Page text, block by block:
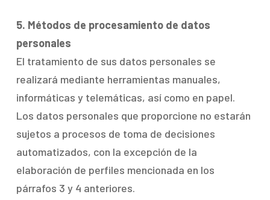
5. Métodos de procesamiento de datos
personales
El tratamiento de sus datos personales se
realizará mediante herramientas manuales,
informáticas y telemáticas, así como en papel.
Los datos personales que proporcione no estarán
sujetos a procesos de toma de decisiones
automatizados, con la excepción de la
elaboración de perfiles mencionada en los
párrafos 3 y 4 anteriores.